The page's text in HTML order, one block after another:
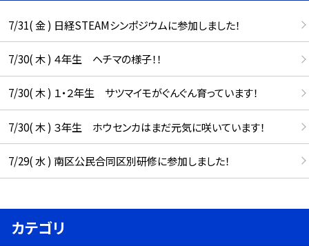
7/31( 金 ) 日経STEAMシンポジウムに参加しました！
7/30( 木 ) ４年生 ヘチマの様子！！
7/30( 木 ) １・２年生 サツマイモがぐんぐん育っています！
7/30( 木 ) ３年生 ホウセンカはまだ元気に咲いています！
7/29( 水 ) 南区公民合同区別研修に参加しました！
カテゴリ